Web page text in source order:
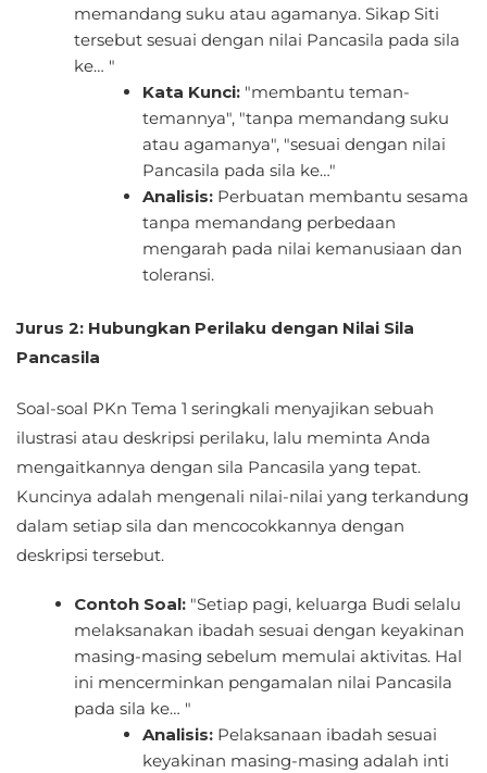
memandang suku atau agamanya. Sikap Siti
tersebut sesuai dengan nilai Pancasila pada sila
ke… "
Kata Kunci:"membantu teman-
temannya", "tanpa memandang suku
atau agamanya", "sesuai dengan nilai
Pancasila pada sila ke…"
Analisis:Perbuatan membantu sesama
tanpa memandang perbedaan
mengarah pada nilai kemanusiaan dan
toleransi.
Jurus 2: Hubungkan Perilaku dengan Nilai Sila
Pancasila
Soal-soal PKn Tema 1 seringkali menyajikan sebuah
ilustrasi atau deskripsi perilaku, lalu meminta Anda
mengaitkannya dengan sila Pancasila yang tepat.
Kuncinya adalah mengenali nilai-nilai yang terkandung
dalam setiap sila dan mencocokkannya dengan
deskripsi tersebut.
Contoh Soal: "Setiap pagi, keluarga Budi selalu
melaksanakan ibadah sesuai dengan keyakinan
masing-masing sebelum memulai aktivitas. Hal
ini mencerminkan pengamalan nilai Pancasila
pada sila ke… "
Analisis:Pelaksanaan ibadah sesuai
keyakinan masing-masing adalah inti